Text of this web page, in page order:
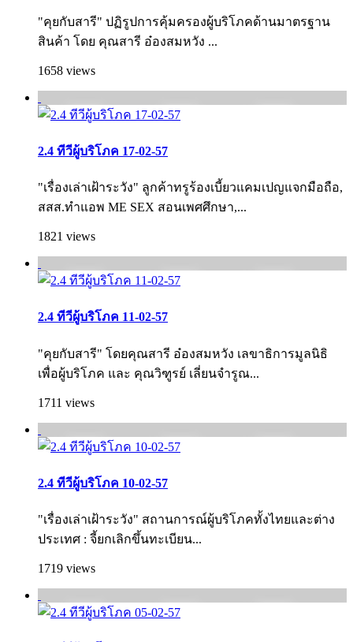
"คุยกับสารี" ปฏิรูปการคุ้มครองผู้บริโภคด้านมาตรฐาน
สินค้า โดย คุณสารี อ๋องสมหวัง ...
1658 views
2.4 ทีวีผู้บริโภค 17-02-57
"เรื่องเล่าเฝ้าระวัง" ลูกค้าทรูร้องเบี้ยวแคมเปญแจกมือถือ,
สสส.ทำแอพ ME SEX สอนเพศศึกษา,...
1821 views
2.4 ทีวีผู้บริโภค 11-02-57
"คุยกับสารี" โดยคุณสารี อ๋องสมหวัง เลขาธิการมูลนิธิ
เพื่อผู้บริโภค และ คุณวิฑูรย์ เลี่ยนจำรูณ...
1711 views
2.4 ทีวีผู้บริโภค 10-02-57
"เรื่องเล่าเฝ้าระวัง" สถานการณ์ผู้บริโภคทั้งไทยและต่าง
ประเทศ : จี้ยกเลิกขึ้นทะเบียน...
1719 views